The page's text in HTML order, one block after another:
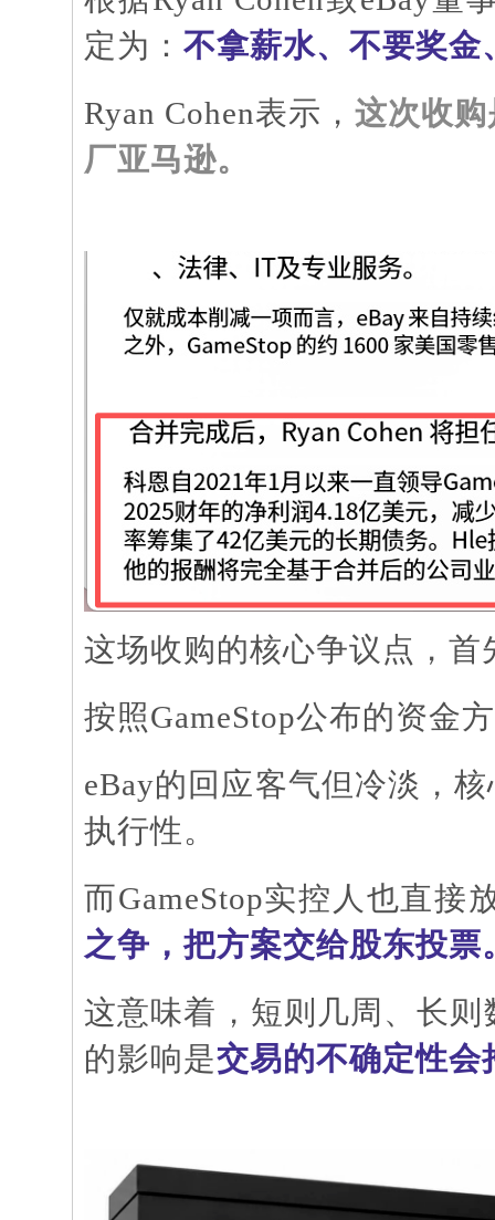
定为： 不拿薪水、不要奖
Ryan Cohen表示，这次收
厂亚马逊。
这场收购的核心争议点，首
按照GameStop公布的资金
eBay的回应客气但冷淡，
执行性。
而GameStop实控人也直接
之争，把方案交给股东投票
这意味着，短则几周、长
的影响是交易的不确定性会